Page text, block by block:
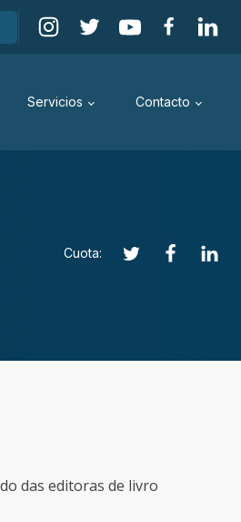
Servicios Contacto
Cuota:
das editoras de livro